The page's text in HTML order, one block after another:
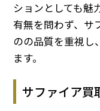
ションとしても魅
有無を問わず、サ
のの品質を重視し
ます。
サファイア買